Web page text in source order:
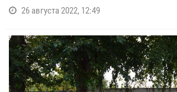
26 августа 2022, 12:49